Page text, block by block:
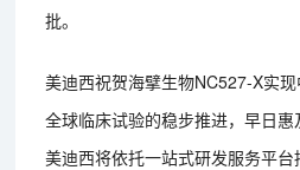
批。
美迪西祝贺海擘生物NC527-X实
全球临床试验的稳步推进，早日惠
美迪西将依托一站式研发服务平